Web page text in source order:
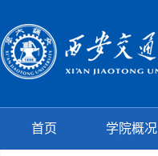
首页 学院概况